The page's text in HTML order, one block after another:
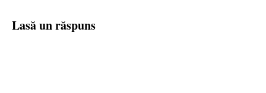
Lasă un răspuns